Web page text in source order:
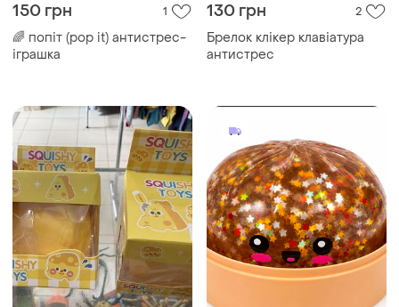
150 грн 1
🌈 попіт (pop it) антистрес-
іграшка
130 грн 2
Брелок клікер клавіатура
антистрес